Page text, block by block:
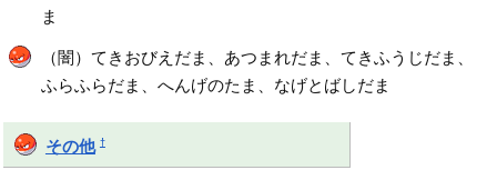
ま
（闇）てきおびえだま、あつまれだま、てきふうじだま、
ふらふらだま、へんげのたま、なげとばしだま
その他 †